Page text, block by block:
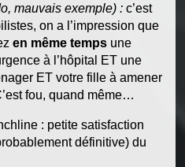
mauvais exemple) :c’est
on a l’impression que
en même tempsune
à l’hôpital ET une
ET votre fille à amener
fou, quand même…
: petite satisfaction
définitive) du